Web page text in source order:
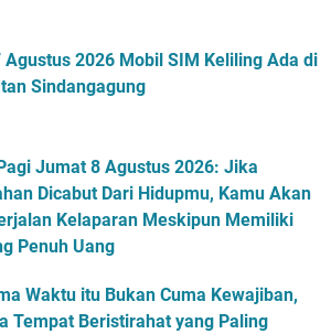
2026 Mobil SIM Keliling Ada di
Sindangagung
Jumat 8 Agustus 2026: Jika
Dicabut Dari Hidupmu, Kamu Akan
Kelaparan Meskipun Memiliki
Penuh Uang
Waktu itu Bukan Cuma Kewajiban,
Tempat Beristirahat yang Paling